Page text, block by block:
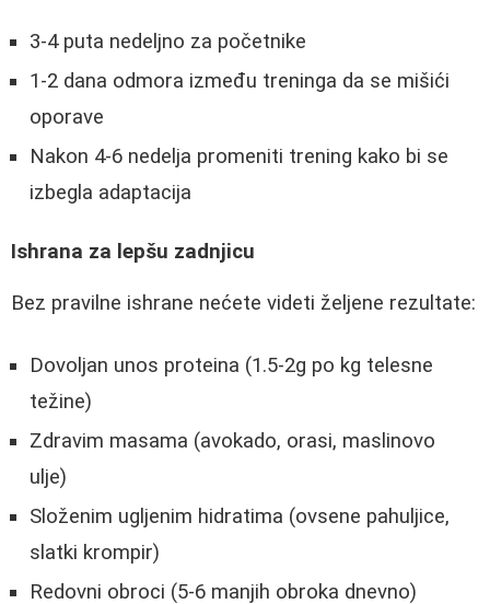
3-4 puta nedeljno za početnike
1-2 dana odmora između treninga da se mišići
oporave
Nakon 4-6 nedelja promeniti trening kako bi se
izbegla adaptacija
Ishrana za lepšu zadnjicu
Bez pravilne ishrane nećete videti željene rezultate:
Dovoljan unos proteina (1.5-2g po kg telesne
težine)
Zdravim masama (avokado, orasi, maslinovo
ulje)
Složenim ugljenim hidratima (ovsene pahuljice,
slatki krompir)
Redovni obroci (5-6 manjih obroka dnevno)